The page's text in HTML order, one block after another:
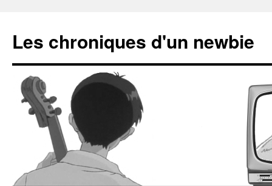
Les chroniques d'un newbie